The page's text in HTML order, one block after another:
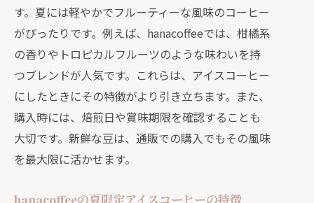
す。夏には軽やかでフルーティーな風味のコーヒー
がぴったりです。例えば、hanacoffeeでは、柑橘系
の香りやトロピカルフルーツのような味わいを持
つブレンドが人気です。これらは、アイスコーヒー
にしたときにその特徴がより引き立ちます。また、
購入時には、焙煎日や賞味期限を確認することも
大切です。新鮮な豆は、通販での購入でもその風味
を最大限に活かせます。
hanacoffeeの夏限定アイスコーヒーの特徴